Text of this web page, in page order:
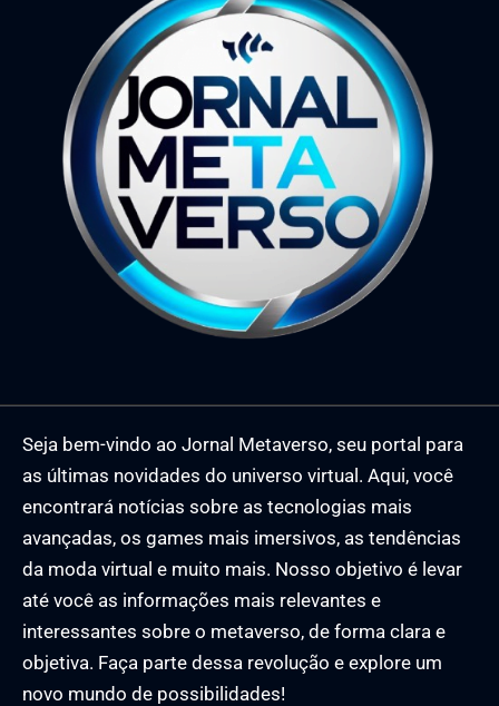
Seja bem-vindo ao Jornal Metaverso, seu portal para
as últimas novidades do universo virtual. Aqui, você
encontrará notícias sobre as tecnologias mais
avançadas, os games mais imersivos, as tendências
da moda virtual e muito mais. Nosso objetivo é levar
até você as informações mais relevantes e
interessantes sobre o metaverso, de forma clara e
objetiva. Faça parte dessa revolução e explore um
novo mundo de possibilidades!